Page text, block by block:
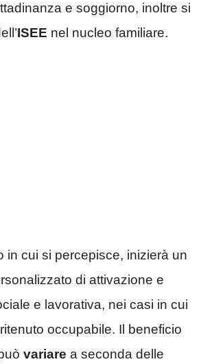
e soggiorno, inoltre si
ISEE nel nucleo familiare.
in cui si percepisce, inizierà un
di attivazione e
e lavorativa, nei casi in cui
occupabile. Il beneficio
variare a seconda delle